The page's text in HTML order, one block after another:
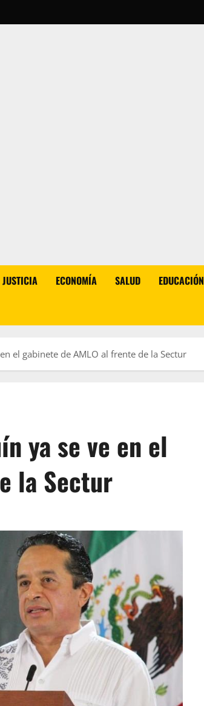
JUSTICIA ECONOMÍA SALUD EDUCACIÓN
el gabinete de AMLO al frente de la Sectur
ya se ve en el
la Sectur